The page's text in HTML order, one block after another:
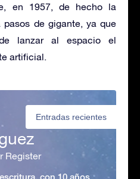
en 1957, de hecho la
pasos de gigante, ya que
lanzar al espacio el
artificial.
Entradas recientes
Register
con 10 años